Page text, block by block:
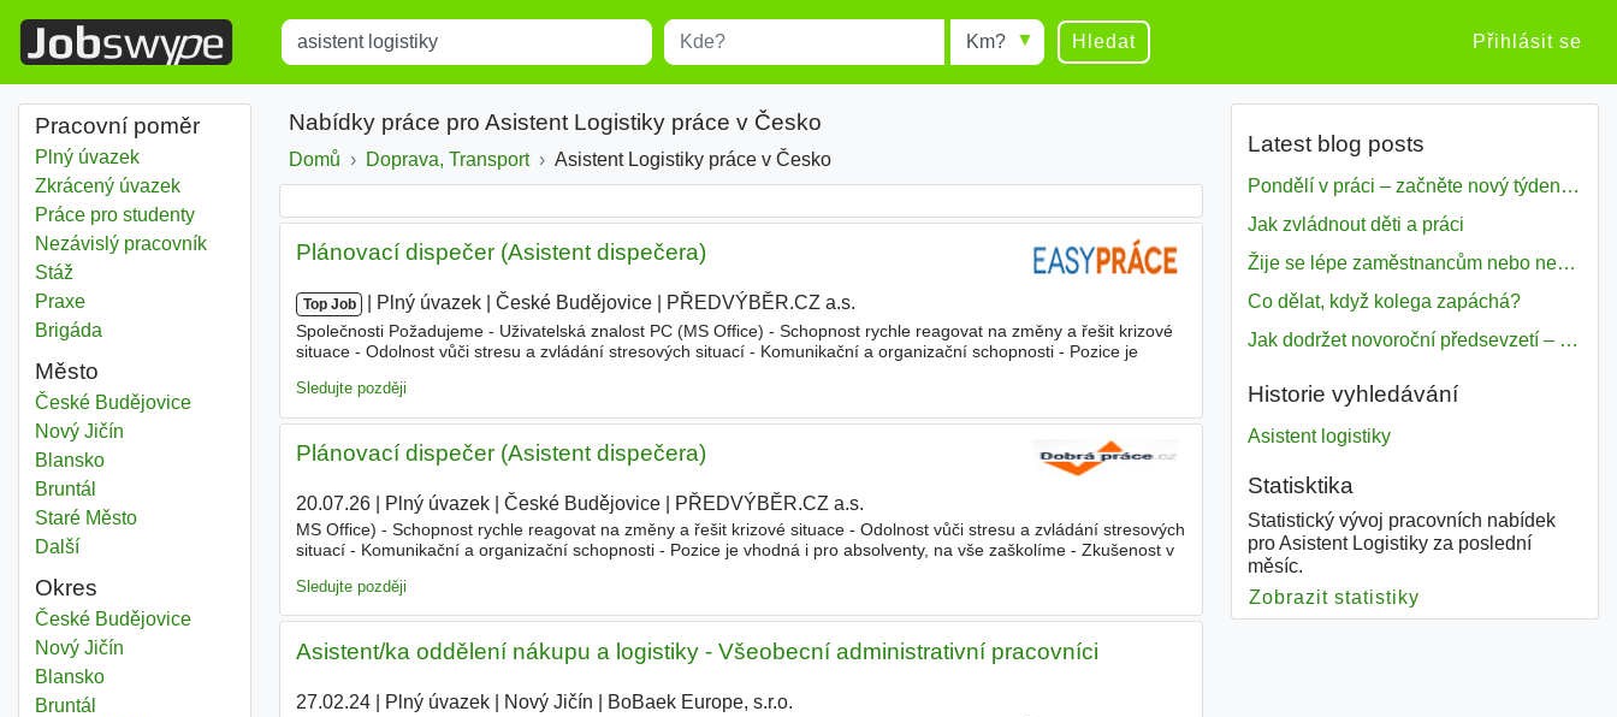
Title Místo Radius Hledat Přihlásit se
Pracovní poměr
Plný úvazek
Zkrácený úvazek
Práce pro studenty
Nezávislý pracovník
Stáž
Praxe
Brigáda
Město
Asistent logistiky
České Budějovice
Asistent logistiky
Nový Jičín
Asistent logistiky
Blansko
Asistent logistiky
Bruntál
Asistent logistiky
Staré Město
Dalšíměsta
Okres
Asistent logistiky
České BudějoviceOkres
Asistent logistiky
Nový Jičín
Asistent logistiky
BlanskoOkres
Asistent logistiky
Bruntál
Nabídky práce pro Asistent Logistiky práce v Česko
Domů Doprava, Transport Asistent Logistiky práce v Česko
Plánovací dispečer (Asistent dispečera)
Top Job Plný úvazek České Budějovice PŘEDVÝBĚR.CZ a.s.
Společnosti Požadujeme - Uživatelská znalost PC (MS Office) - Schopnost rychle reagovat na změny a řešit krizové
situace - Odolnost vůči stresu a zvládání stresových situací - Komunikační a organizační schopnosti - Pozice je
Sledujte později
Plánovací dispečer (Asistent dispečera)
20.07.26| Plný úvazek| České Budějovice| PŘEDVÝBĚR.CZ a.s.
MS Office) - Schopnost rychle reagovat na změny a řešit krizové situace - Odolnost vůči stresu a zvládání stresových
situací - Komunikační a organizační schopnosti - Pozice je vhodná i pro absolventy, na vše zaškolíme - Zkušenost v
Sledujte později
Asistent/ka oddělení nákupu a logistiky - Všeobecní administrativní pracovníci
27.02.24| Plný úvazek| Nový Jičín BoBaek Europe, s.r.o.
Latest blog posts
Pondělí v práci – začněte nový týden s motivací
Jak zvládnout děti a práci
Žije se lépe zaměstnancům nebo nezavislým pracovníkům
Co dělat, když kolega zapáchá?
Jak dodržet novoroční předsevzetí – naše tipy pro dobrý začátek roku 2018
Historie vyhledávání
Asistent logistiky
Statisktika
Statistický vývoj pracovních nabídek
pro Asistent Logistiky za poslední
měsíc.
Zobrazit statistiky